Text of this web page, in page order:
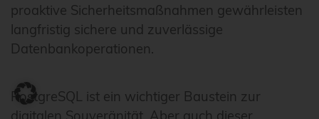
proaktive Sicherheitsmaßnahmen gewährleisten
langfristig sichere und zuverlässige
Datenbankoperationen.
PostgreSQL ist ein wichtiger Baustein zur
digitalen Souveränität. Aber auch dieser